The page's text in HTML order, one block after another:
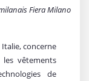
Fiera Milano
concerne
les vêtements
de